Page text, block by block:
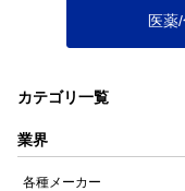
医薬
カテゴリ一覧
業界
各種メーカー